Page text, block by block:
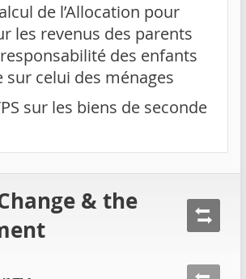
de l’Allocation pour
les revenus des parents
des enfants
celui des ménages
sur les biens de seconde
& the